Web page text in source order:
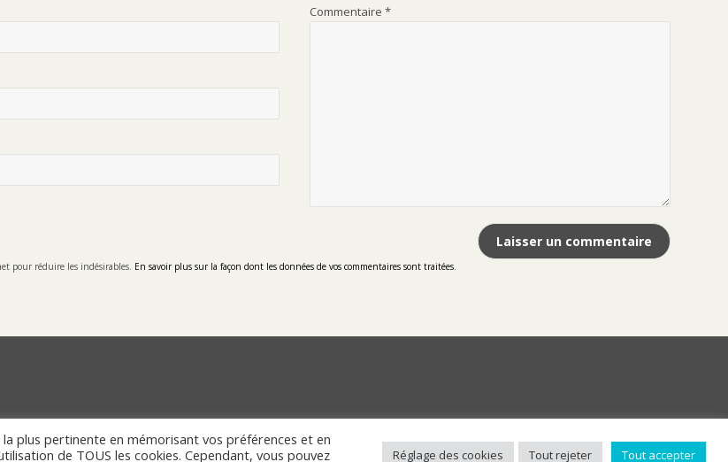
Commentaire*
pour réduire les indésirables. En savoir plus sur la façon dont les données de vos commentaires sont traitées
plus pertinente en mémorisant vos préférences et en
de TOUS les cookies. Cependant, vous pouvez
Réglage des cookies Tout rejeter Tout accepter